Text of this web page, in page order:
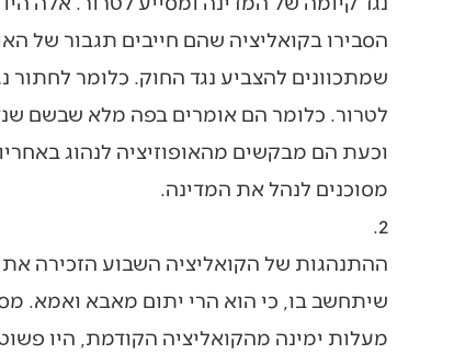
שמתכוונים להצביע נגד החוק. כלומר לחתור
לטרור. כלומר הם אומרים בפה מלא שבשם
וכעת הם מבקשים מהאופוזיציה לנהוג
מסוכנים לנהל את המדינה.
2.
ההתנהגות של הקואליציה השבוע הזכירה
מעלות ימינה מהקואליציה הקודמת, היו